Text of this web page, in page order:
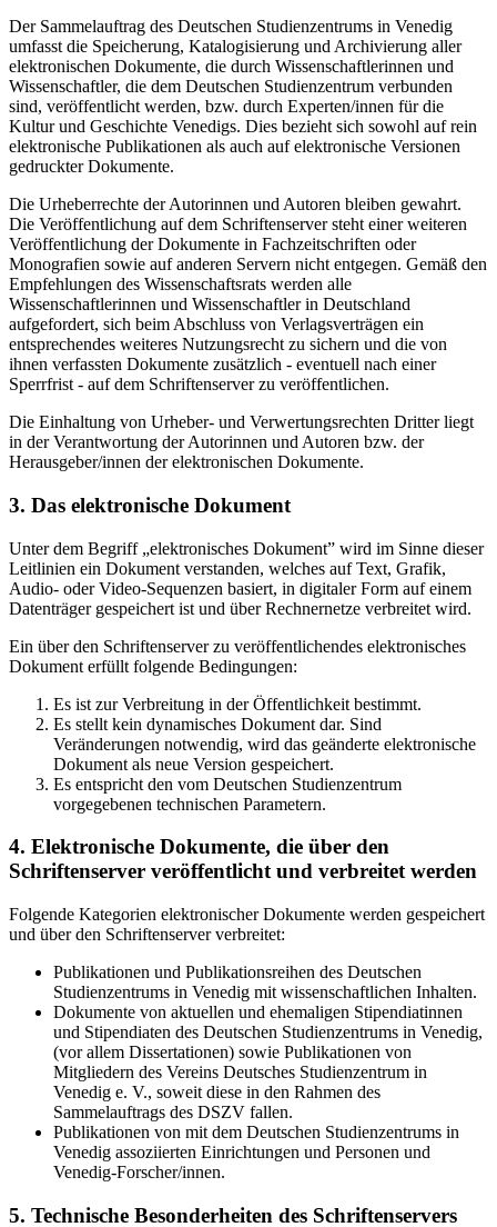
Der Sammelauftrag des Deutschen Studienzentrums in Venedig
umfasst die Speicherung, Katalogisierung und Archivierung aller
elektronischen Dokumente, die durch Wissenschaftlerinnen und
Wissenschaftler, die dem Deutschen Studienzentrum verbunden
sind, veröffentlicht werden, bzw. durch Experten/innen für die
Kultur und Geschichte Venedigs. Dies bezieht sich sowohl auf rein
elektronische Publikationen als auch auf elektronische Versionen
gedruckter Dokumente.
Die Urheberrechte der Autorinnen und Autoren bleiben gewahrt.
Die Veröffentlichung auf dem Schriftenserver steht einer weiteren
Veröffentlichung der Dokumente in Fachzeitschriften oder
Monografien sowie auf anderen Servern nicht entgegen. Gemäß den
Empfehlungen des Wissenschaftsrats werden alle
Wissenschaftlerinnen und Wissenschaftler in Deutschland
aufgefordert, sich beim Abschluss von Verlagsverträgen ein
entsprechendes weiteres Nutzungsrecht zu sichern und die von
ihnen verfassten Dokumente zusätzlich - eventuell nach einer
Sperrfrist - auf dem Schriftenserver zu veröffentlichen.
Die Einhaltung von Urheber- und Verwertungsrechten Dritter liegt
in der Verantwortung der Autorinnen und Autoren bzw. der
Herausgeber/innen der elektronischen Dokumente.
3. Das elektronische Dokument
Unter dem Begriff „elektronisches Dokument” wird im Sinne dieser
Leitlinien ein Dokument verstanden, welches auf Text, Grafik,
Audio- oder Video-Sequenzen basiert, in digitaler Form auf einem
Datenträger gespeichert ist und über Rechnernetze verbreitet wird.
Ein über den Schriftenserver zu veröffentlichendes elektronisches
Dokument erfüllt folgende Bedingungen:
Es ist zur Verbreitung in der Öffentlichkeit bestimmt.
Es stellt kein dynamisches Dokument dar. Sind
Veränderungen notwendig, wird das geänderte elektronische
Dokument als neue Version gespeichert.
Es entspricht den vom Deutschen Studienzentrum
vorgegebenen technischen Parametern.
4. Elektronische Dokumente, die über den
Schriftenserver veröffentlicht und verbreitet werden
Folgende Kategorien elektronischer Dokumente werden gespeichert
und über den Schriftenserver verbreitet:
Publikationen und Publikationsreihen des Deutschen
Studienzentrums in Venedig mit wissenschaftlichen Inhalten.
Dokumente von aktuellen und ehemaligen Stipendiatinnen
und Stipendiaten des Deutschen Studienzentrums in Venedig,
(vor allem Dissertationen) sowie Publikationen von
Mitgliedern des Vereins Deutsches Studienzentrum in
Venedig e. V., soweit diese in den Rahmen des
Sammelauftrags des DSZV fallen.
Publikationen von mit dem Deutschen Studienzentrums in
Venedig assoziierten Einrichtungen und Personen und
Venedig-Forscher/innen.
5. Technische Besonderheiten des Schriftenservers